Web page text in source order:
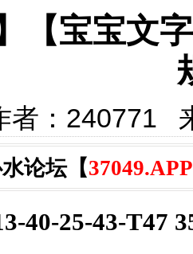
】【宝宝文
者：240771
论坛【37049.APP
40-25-43-T47